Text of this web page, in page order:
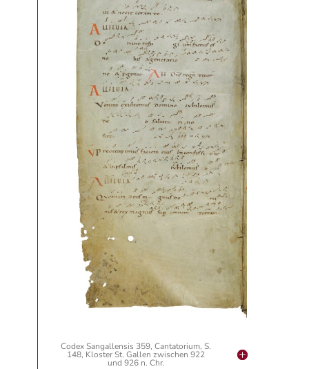
Codex Sangallensis 359, Cantatorium, S.
148, Kloster St. Gallen zwischen 922
und 926 n. Chr.